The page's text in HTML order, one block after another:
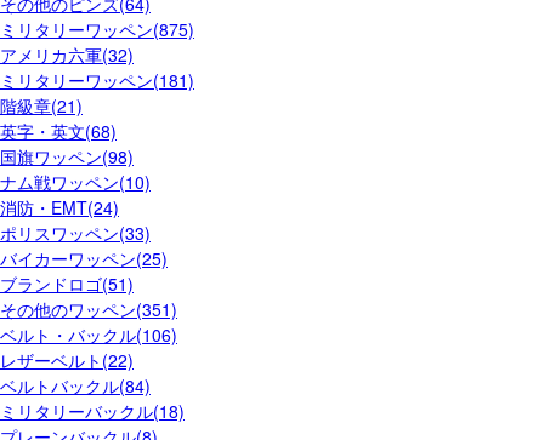
ミリタリーワッペン(875)
アメリカ六軍(32)
ミリタリーワッペン(181)
階級章(21)
英字・英文(68)
国旗ワッペン(98)
ナム戦ワッペン(10)
消防・EMT(24)
ポリスワッペン(33)
バイカーワッペン(25)
ブランドロゴ(51)
その他のワッペン(351)
ベルト・バックル(106)
レザーベルト(22)
ベルトバックル(84)
ミリタリーバックル(18)